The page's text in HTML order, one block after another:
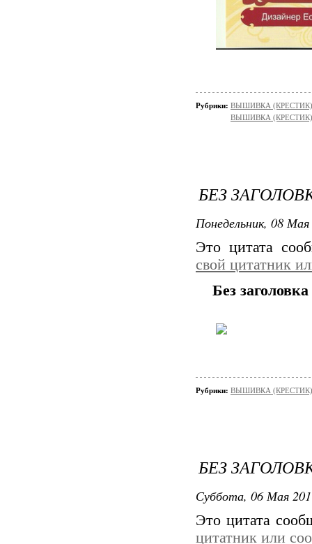
Рубрики: ВЫШИВКА (КРЕСТИК)/
ВЫШИВКА (КРЕСТИК)/
БЕЗ
Понедельник, 08
Это цитата
свой цитатник
Без заголовка
Рубрики: ВЫШИВКА (КРЕСТИК)/
БЕЗ
Суббота, 06 Мая
Это цитата
цитатник или